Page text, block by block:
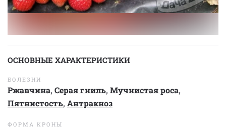
ОСНОВНЫЕ ХАРАКТЕРИСТИКИ
БОЛЕЗНИ
Ржавчина, Серая гниль, Мучнистая роса,
Пятнистость, Антракноз
ФОРМА КРОНЫ